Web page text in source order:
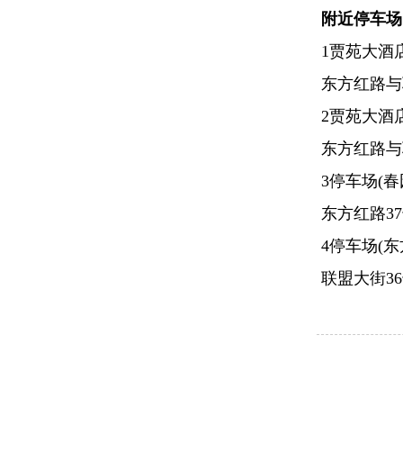
附近停车场
1贾苑大酒
东方红路
2贾苑大酒
东方红路
3停车场(
东方红路
4停车场(
联盟大街